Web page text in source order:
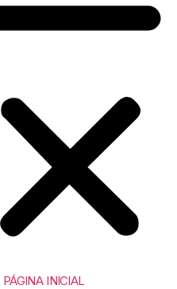
PÁGINA INICIAL